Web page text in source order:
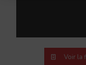
Voir la